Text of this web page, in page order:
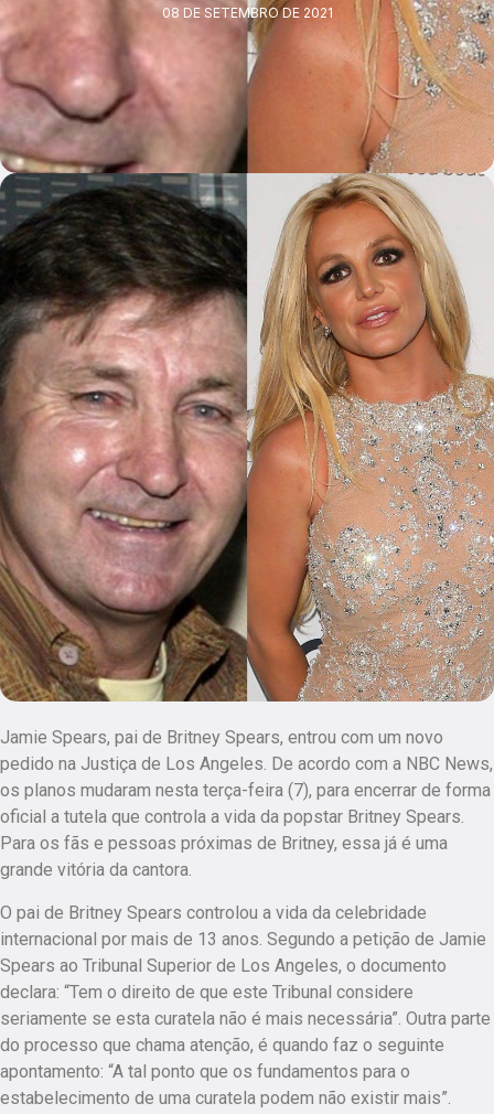
08 DE SETEMBRO DE 2021
Jamie Spears, pai de Britney Spears, entrou com um novo
pedido na Justiça de Los Angeles. De acordo com a NBC News,
os planos mudaram nesta terça-feira (7), para encerrar de forma
oficial a tutela que controla a vida da popstar Britney Spears.
Para os fãs e pessoas próximas de Britney, essa já é uma
grande vitória da cantora.
O pai de Britney Spears controlou a vida da celebridade
internacional por mais de 13 anos. Segundo a petição de Jamie
Spears ao Tribunal Superior de Los Angeles, o documento
declara: “Tem o direito de que este Tribunal considere
seriamente se esta curatela não é mais necessária”. Outra parte
do processo que chama atenção, é quando faz o seguinte
apontamento: “A tal ponto que os fundamentos para o
estabelecimento de uma curatela podem não existir mais”.